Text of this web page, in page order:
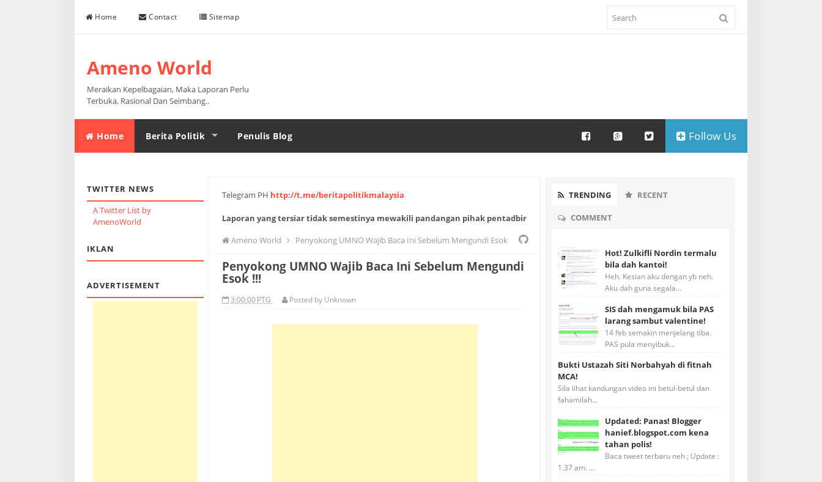
Home Contact Sitemap
Ameno World
Meraikan Kepelbagaian, Maka Laporan Perlu
Terbuka, Rasional Dan Seimbang..
Home Berita Politik Penulis Blog Follow Us
TWITTER NEWS
A Twitter List by
AmenoWorld
IKLAN
ADVERTISEMENT
Telegram PH http://t.me/beritapolitikmalaysia
Laporan yang tersiar tidak semestinya mewakili pandangan pihak pentadbir
Ameno World
Penyokong UMNO Wajib Baca Ini Sebelum Mengundi Esok
Penyokong UMNO Wajib Baca Ini Sebelum Mengundi
Esok !!!
3:00:00 PTG Posted by Unknown
TRENDING RECENT
COMMENT
Hot! Zulkifli Nordin termalu
bila dah kantoi!
Heh. Kesian aku dengan yb neh.
Aku dah guna segala...
SIS dah mengamuk bila PAS
larang sambut valentine!
14 feb semakin menjelang tiba.
PAS pula menyibuk...
Bukti Ustazah Siti Norbahyah di fitnah
MCA!
Sila lihat kandungan video ini betul-betul dan
fahamilah...
Updated: Panas! Blogger
hanief.blogspot.com kena
tahan polis!
Baca tweet terbaru neh ; Update :
1.37 am. ...